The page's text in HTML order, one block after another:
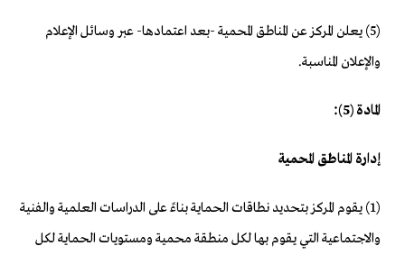
(5) يعلن المركز عن المناطق المحمية -بعد اعتمادها- عبر وسائل الإعلام
والإعلان المناسبة.
المادة (5):
إدارة المناطق المحمية
(1) يقوم المركز بتحديد نطاقات الحماية بناءً على الدراسات العلمية والفنية
والاجتماعية التي يقوم بها لكل منطقة محمية ومستويات الحماية لكل